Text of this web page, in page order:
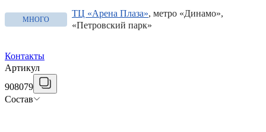
МНОГО
ТЦ «Арена Плаза», метро «Динамо»,
«Петровский парк»
Контакты
Артикул
908079
Состав